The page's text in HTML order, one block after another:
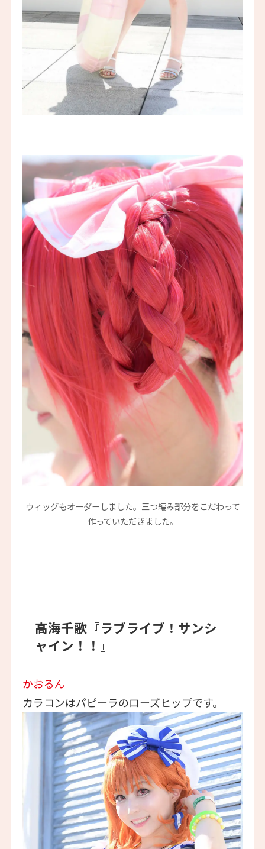
ウィッグもオーダーしました。三つ編み部分をこだわって
作っていただきました。
高海千歌『ラブライブ！サンシ
ャイン！！』
かおるん
カラコンはパピーラのローズヒップです。